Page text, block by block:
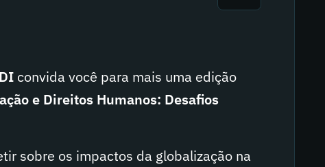
convida você para mais uma edição
e Direitos Humanos: Desafios
sobre os impactos da globalização na